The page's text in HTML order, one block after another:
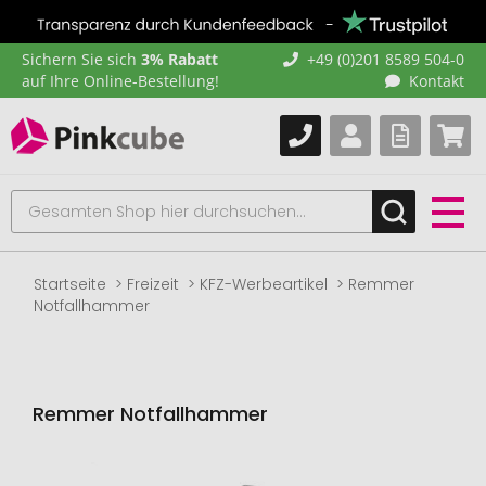
Sichern Sie sich 3% Rabatt
auf Ihre Online-Bestellung!
+49 (0)201 8589 504-0
Kontakt
Startseite Freizeit KFZ-Werbeartikel
Remmer
Notfallhammer
Remmer Notfallhammer